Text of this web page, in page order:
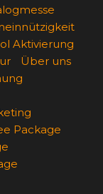
Aktivierung
Über uns
Package